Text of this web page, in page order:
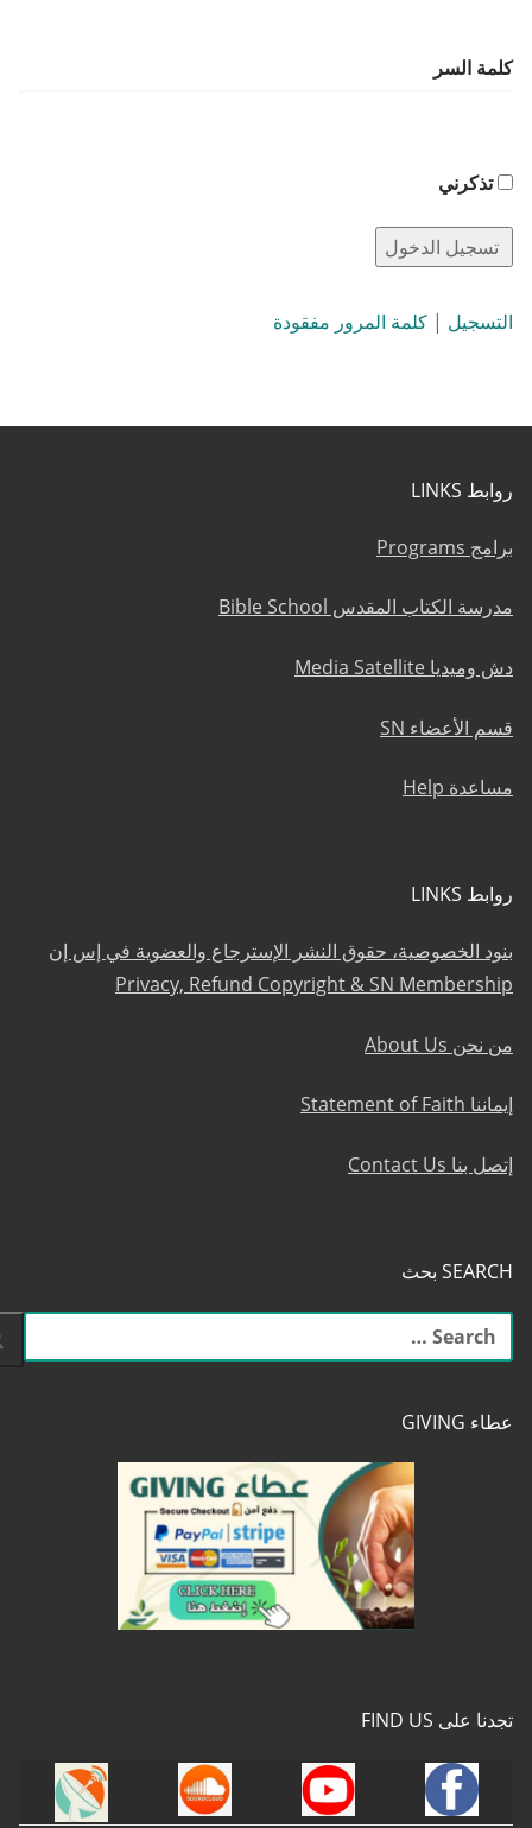
كلمة السر
تذكرني
التسجيل | كلمة المرور مفقودة
روابط LINKS
برامج Programs
مدرسة الكتاب المقدس Bible School
دش وميديا Media Satellite
قسم الأعضاء SN
مساعدة Help
روابط LINKS
بنود الخصوصية، حقوق النشر الإسترجاع والعضوية في إس إن
Privacy, Refund Copyright & SN Membership
من نحن About Us
إيماننا Statement of Faith
إتصل بنا Contact Us
SEARCH بحث
البحث
عن:
عطاء GIVING
تجدنا على FIND US